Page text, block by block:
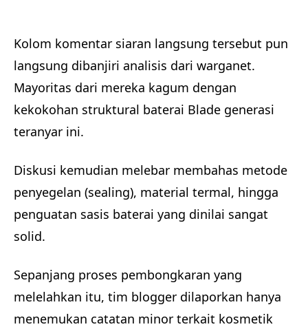
Kolom komentar siaran langsung tersebut pun
langsung dibanjiri analisis dari warganet.
Mayoritas dari mereka kagum dengan
kekokohan struktural baterai Blade generasi
teranyar ini.
Diskusi kemudian melebar membahas metode
penyegelan (sealing), material termal, hingga
penguatan sasis baterai yang dinilai sangat
solid.
Sepanjang proses pembongkaran yang
melelahkan itu, tim blogger dilaporkan hanya
menemukan catatan minor terkait kosmetik